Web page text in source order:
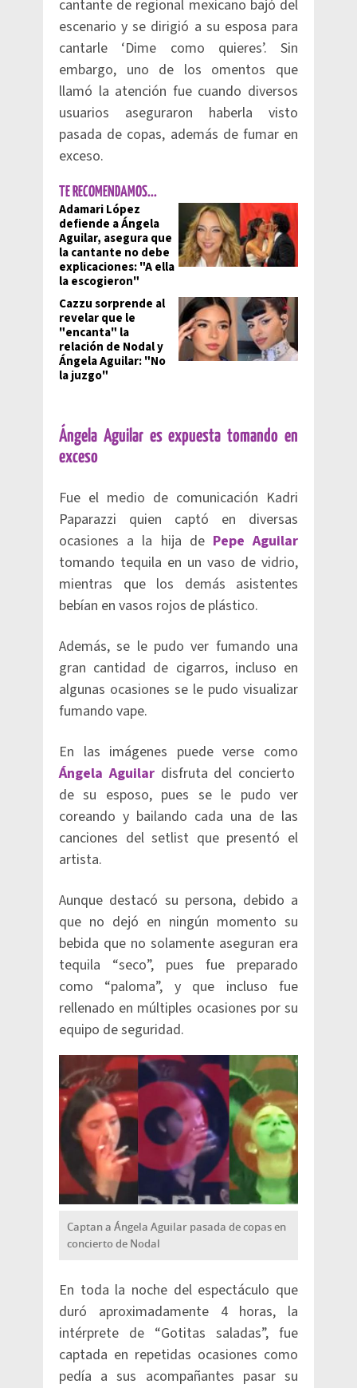
cantante de regional mexicano bajó del
escenario y se dirigió a su esposa para
cantarle ‘Dime como quieres’. Sin
embargo, uno de los omentos que
llamó la atención fue cuando diversos
usuarios aseguraron haberla visto
pasada de copas, además de fumar en
exceso.
TE RECOMENDAMOS...
Adamari López
defiende a Ángela
Aguilar, asegura que
la cantante no debe
explicaciones: "A ella
la escogieron"
Cazzu sorprende al
revelar que le
"encanta" la
relación de Nodal y
Ángela Aguilar: "No
la juzgo"
Ángela Aguilar es expuesta tomando en
exceso
Fue el medio de comunicación Kadri
Paparazzi quien captó en diversas
ocasiones a la hija de Pepe Aguilar
tomando tequila en un vaso de vidrio,
mientras que los demás asistentes
bebían en vasos rojos de plástico.
Además, se le pudo ver fumando una
gran cantidad de cigarros, incluso en
algunas ocasiones se le pudo visualizar
fumando vape.
En las imágenes puede verse como
Ángela Aguilardisfruta del concierto
de su esposo, pues se le pudo ver
coreando y bailando cada una de las
canciones del setlist que presentó el
artista.
Aunque destacó su persona, debido a
que no dejó en ningún momento su
bebida que no solamente aseguran era
tequila “seco”, pues fue preparado
como “paloma”, y que incluso fue
rellenado en múltiples ocasiones por su
equipo de seguridad.
Captan a Ángela Aguilar pasada de copas en
concierto de Nodal
En toda la noche del espectáculo que
duró aproximadamente 4 horas, la
intérprete de “Gotitas saladas”, fue
captada en repetidas ocasiones como
pedía a sus acompañantes pasar su